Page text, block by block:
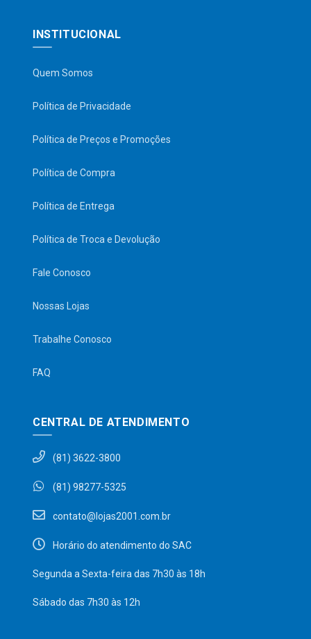
INSTITUCIONAL
Quem Somos
Política de Privacidade
Política de Preços e Promoções
Política de Compra
Política de Entrega
Política de Troca e Devolução
Fale Conosco
Nossas Lojas
Trabalhe Conosco
FAQ
CENTRAL DE ATENDIMENTO
(81) 3622-3800
(81) 98277-5325
contato@lojas2001.com.br
Horário do atendimento do SAC
Segunda a Sexta-feira das 7h30 às 18h
Sábado das 7h30 às 12h